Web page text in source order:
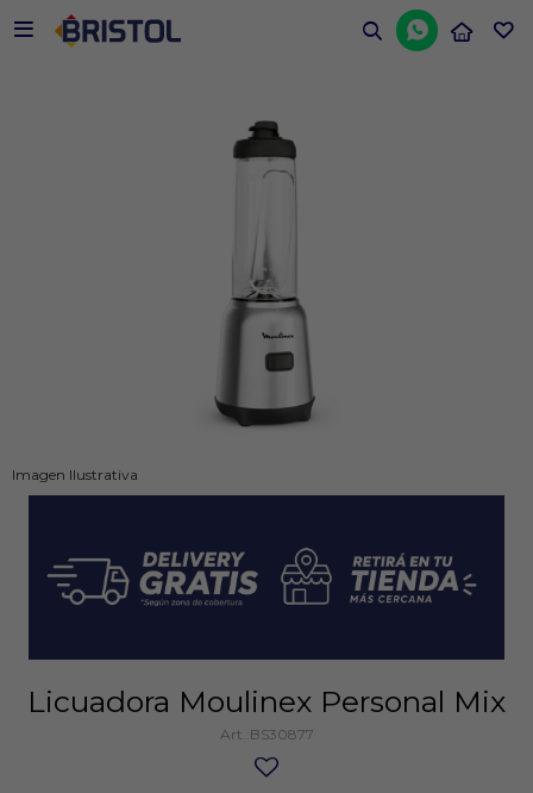


Imagen Ilustrativa
Licuadora Moulinex Personal Mix
BS30877